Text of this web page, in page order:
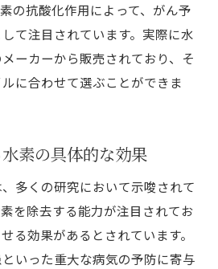
の抗酸化作用によって、がん予
て注目されています。実際に水
ーカーから販売されており、そ
に合わせて選ぶことができま
素の具体的な効果
多くの研究において示唆されて
を除去する能力が注目されてお
る効果があるとされています。
いった重大な病気の予防に寄与